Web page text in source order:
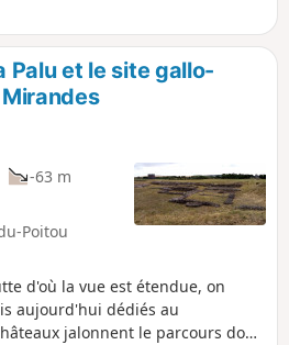
en style roman
du XIIe siècle et
fait l'objet d'un
historiques
Vous pourrez aussi
locaux et
Marigny. Le
et débute à la mairie
Palu et le site gallo-
-63 m
Poitou
d'où la vue est étendue, on
aujourd'hui dédiés au
jalonnent le parcours dont